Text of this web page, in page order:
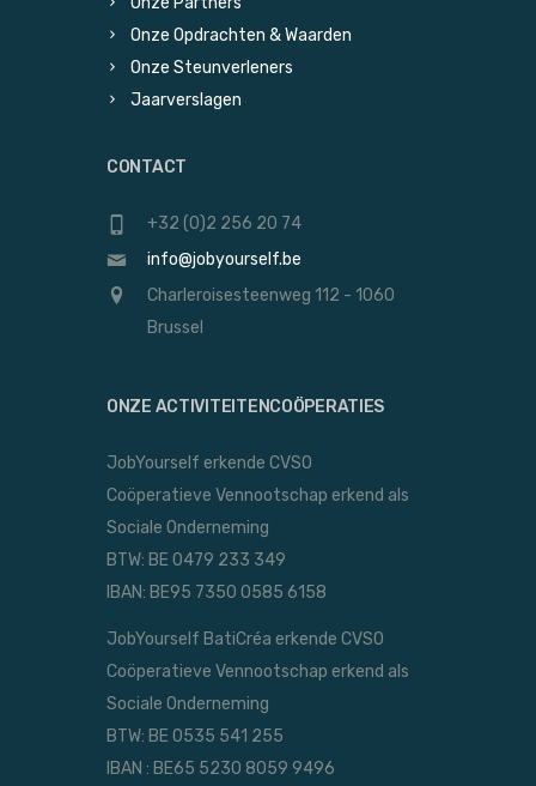
Onze Opdrachten & Waarden
Onze Steunverleners
Jaarverslagen
CONTACT
+32 (0)2 256 20 74
info@jobyourself.be
Charleroisesteenweg 112 - 1060
Brussel
ONZE ACTIVITEITENCOÖPERATIES
JobYourself erkende CVSO
Coöperatieve Vennootschap erkend als
Sociale Onderneming
BTW: BE 0479 233 349
IBAN: BE95 7350 0585 6158
JobYourself BatiCréa erkende CVSO
Coöperatieve Vennootschap erkend als
Sociale Onderneming
BTW: BE 0535 541 255
IBAN : BE65 5230 8059 9496